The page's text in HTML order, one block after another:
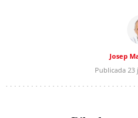
Josep
Publicada 23